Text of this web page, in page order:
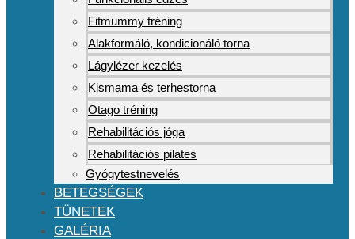
Fitmummy tréning
Alakformáló, kondicionáló torna
Lágylézer kezelés
Kismama és terhestorna
Otago tréning
Rehabilitációs jóga
Rehabilitációs pilates
Gyógytestnevelés
BETEGSÉGEK
TÜNETEK
GALÉRIA